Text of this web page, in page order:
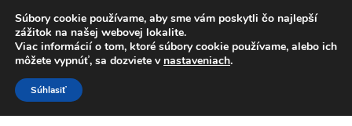
DOPRAVA od 6 EUR
Po–Pi 09:00–16:00 233 221 276
Preskočiť
na
navigáciu
Preskočiť
na
obsah
Súbory cookie používame, aby sme vám poskytli čo najlepší
zážitok na našej webovej lokalite.
Viac informácií o tom, ktoré súbory cookie používame, alebo ich
môžete vypnúť, sa dozviete v nastaveniach.
Súhlasiť